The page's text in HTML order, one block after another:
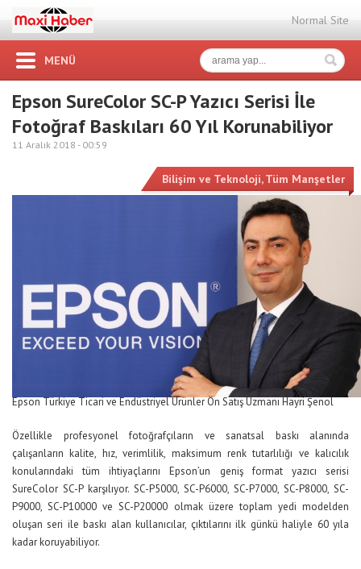
Normal Site
MENÜ
Epson SureColor SC-P Yazıcı Serisi İle
Fotoğraf Baskıları 60 Yıl Korunabiliyor
11 Aralık 2018 - 00:59
Bilişim ve Teknoloji,Tüm Manşetler
Epson Türkiye Ticari ve Endüstriyel Ürünler Ön Satış Uzmanı Hayri Şenol
Özellikle profesyonel fotoğrafçıların ve sanatsal baskı alanında
çalışanların kalite, hız, verimlilik, maksimum renk tutarlılığı ve kalıcılık
konularındaki tüm ihtiyaçlarını Epson’un geniş format yazıcı serisi
SureColor SC-P karşılıyor. SC-P5000, SC-P6000, SC-P7000, SC-P8000, SC-
P9000, SC-P10000 ve SC-P20000 olmak üzere toplam yedi modelden
oluşan seri ile baskı alan kullanıcılar, çıktılarını ilk günkü haliyle 60 yıla
kadar koruyabiliyor.